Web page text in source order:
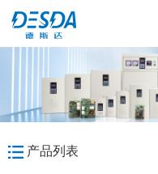
产品列表